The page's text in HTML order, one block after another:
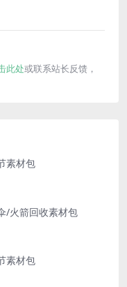
此处或联系站长反馈，
素材包
/火箭回收素材包
素材包